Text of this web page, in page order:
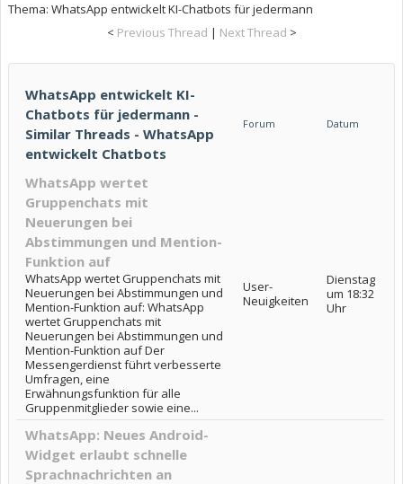
Thema: WhatsApp entwickelt KI-Chatbots für jedermann
< Previous Thread | Next Thread >
WhatsApp entwickelt KI-
Chatbots für jedermann -
Similar Threads - WhatsApp
entwickelt Chatbots
Forum Datum
WhatsApp wertet
Gruppenchats mit
Neuerungen bei
Abstimmungen und Mention-
Funktion auf
WhatsApp wertet Gruppenchats mit
Neuerungen bei Abstimmungen und
Mention-Funktion auf: WhatsApp
wertet Gruppenchats mit
Neuerungen bei Abstimmungen und
Mention-Funktion auf Der
Messengerdienst führt verbesserte
Umfragen, eine
Erwähnungsfunktion für alle
Gruppenmitglieder sowie eine...
User-
Neuigkeiten
Dienstag
um 18:32
Uhr
WhatsApp: Neues Android-
Widget erlaubt schnelle
Sprachnachrichten an